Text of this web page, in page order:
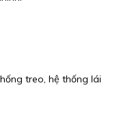
treo, hệ thống lái